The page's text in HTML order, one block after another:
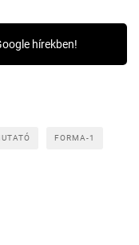
hírekben!
FORMA-1